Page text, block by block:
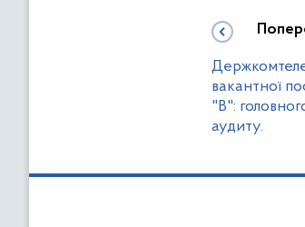
вакантної
"В":
аудиту.